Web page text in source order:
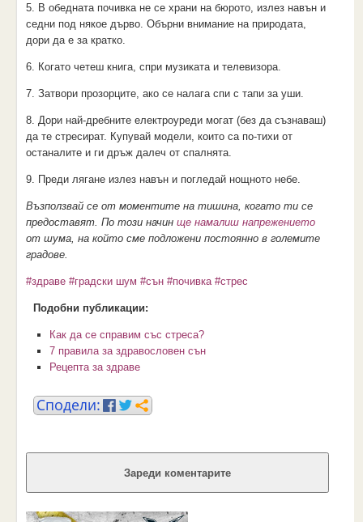
5. В обедната почивка не се храни на бюрото, излез навън и
седни под някое дърво. Обърни внимание на природата,
дори да е за кратко.
6. Когато четеш книга, спри музиката и телевизора.
7. Затвори прозорците, ако се налага спи с тапи за уши.
8. Дори най-дребните електроуреди могат (без да съзнаваш)
да те стресират. Купувай модели, които са по-тихи от
останалите и ги дръж далеч от спалнята.
9. Преди лягане излез навън и погледай нощното небе.
Възползвай се от моментите на тишина, когато ти се
предоставят. По този начин ще намалиш напрежението
от шума, на който сме подложени постоянно в големите
градове.
#здраве #градски шум #сън #почивка #стрес
Подобни публикации:
Как да се справим със стреса?
7 правила за здравословен сън
Рецепта за здраве
Зареди коментарите